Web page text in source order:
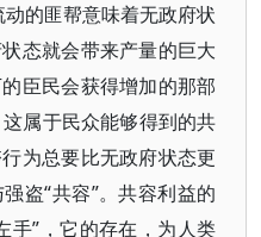
的匪帮意味着无政府状
态就会带来产量的巨大
臣民会获得增加的那部
属于民众能够得到的共
为总要比无政府状态更
盗“共容”。共容利益的
手”，它的存在，为人类